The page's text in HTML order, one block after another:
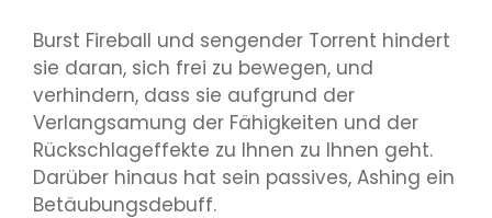
Burst Fireball und sengender Torrent hindert
sie daran, sich frei zu bewegen, und
verhindern, dass sie aufgrund der
Verlangsamung der Fähigkeiten und der
Rückschlageffekte zu Ihnen zu Ihnen geht.
Darüber hinaus hat sein passives, Ashing ein
Betäubungsdebuff.